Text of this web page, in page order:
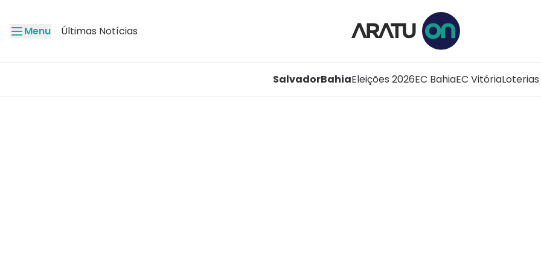
Menu Últimas Notícias
SalvadorBahiaEleições 2026EC BahiaEC VitóriaLoterias